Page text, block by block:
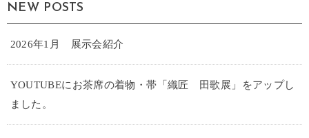
NEW POSTS
2026年1月 展示会紹介
YOUTUBEにお茶席の着物・帯「織匠 田歌展」をアップし
ました。